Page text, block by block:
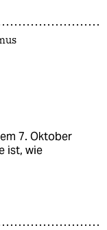
7. Oktober
ist, wie